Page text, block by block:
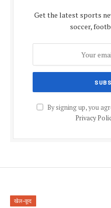
Get the latest sports
soccer,
By signing up, you
Privacy
खेल-कूद